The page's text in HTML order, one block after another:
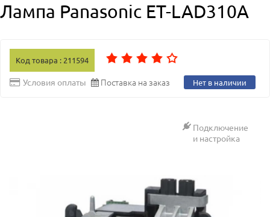
Лампа Panasonic ET-LAD310A
Код товара : 211594
Условия оплаты Поставка на заказ Нет в наличии
Подключение
и настройка